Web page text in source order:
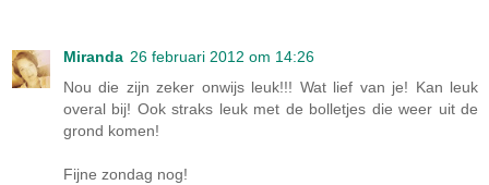
Miranda 26 februari 2012 om 14:26
Nou die zijn zeker onwijs leuk!!! Wat lief van je! Kan leuk
overal bij! Ook straks leuk met de bolletjes die weer uit de
grond komen!
Fijne zondag nog!